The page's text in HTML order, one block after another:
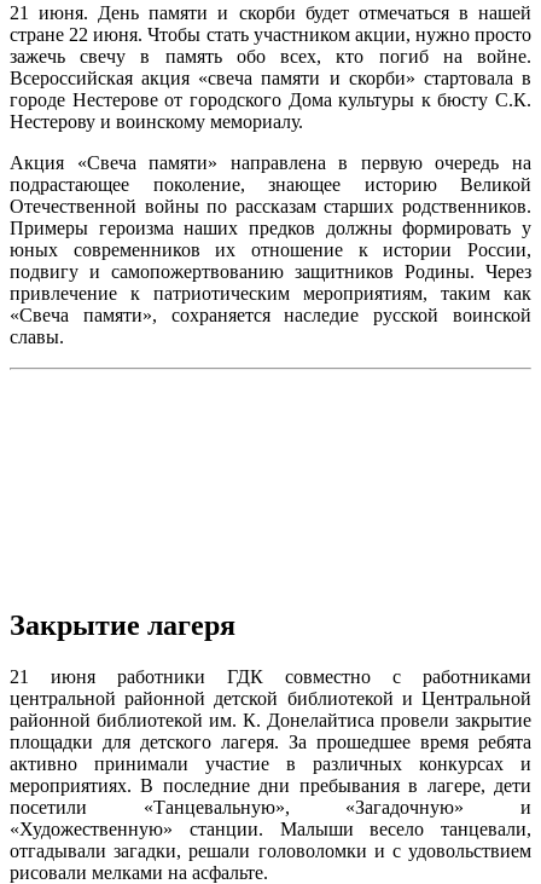
21 июня. День памяти и скорби будет отмечаться в нашей
стране 22 июня. Чтобы стать участником акции, нужно просто
зажечь свечу в память обо всех, кто погиб на войне.
Всероссийская акция «свеча памяти и скорби» стартовала в
городе Нестерове от городского Дома культуры к бюсту С.К.
Нестерову и воинскому мемориалу.
Акция «Свеча памяти» направлена в первую очередь на
подрастающее поколение, знающее историю Великой
Отечественной войны по рассказам старших родственников.
Примеры героизма наших предков должны формировать у
юных современников их отношение к истории России,
подвигу и самопожертвованию защитников Родины. Через
привлечение к патриотическим мероприятиям, таким как
«Свеча памяти», сохраняется наследие русской воинской
славы.
Закрытие лагеря
21 июня работники ГДК совместно с работниками
центральной районной детской библиотекой и Центральной
районной библиотекой им. К. Донелайтиса провели закрытие
площадки для детского лагеря. За прошедшее время ребята
активно принимали участие в различных конкурсах и
мероприятиях. В последние дни пребывания в лагере, дети
посетили «Танцевальную», «Загадочную» и
«Художественную» станции. Малыши весело танцевали,
отгадывали загадки, решали головоломки и с удовольствием
рисовали мелками на асфальте.